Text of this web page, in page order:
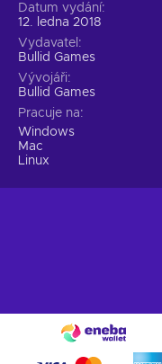
Datum vydání
12. ledna 2018
Vydavatel
Bullid Games
Vývojáři
Bullid Games
Pracuje na
Windows
Mac
Linux